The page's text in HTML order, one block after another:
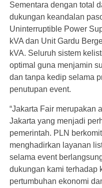
Sementara dengan total
dukungan keandalan
Uninterruptible Power
kVA dan Unit Gardu
kVA. Seluruh sistem
optimal guna menjamin
dan tanpa kedip selama
penutupan event.
“Jakarta Fair merupakan
Jakarta yang menjadi
pemerintah. PLN
menghadirkan layanan
selama event
dukungan kami terhadap
pertumbuhan ekonomi